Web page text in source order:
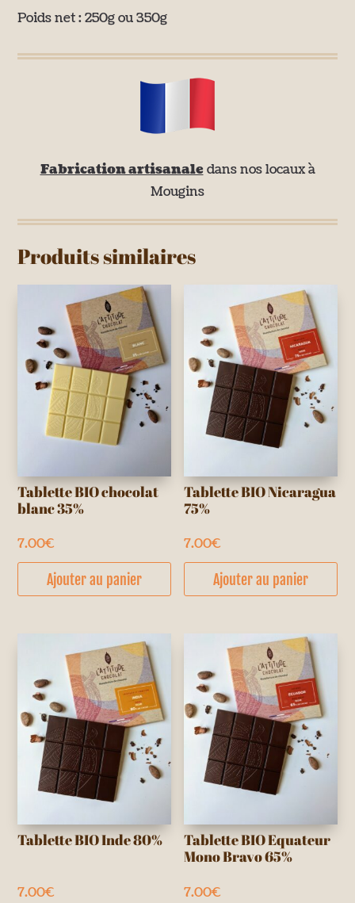
Poids net : 250g ou 350g
Fabrication artisanale dans nos locaux à
Mougins
Produits similaires
Tablette BIO chocolat
blanc 35%
7.00€
Ajouter au panier
Tablette BIO Nicaragua
75%
7.00€
Ajouter au panier
Tablette BIO Inde 80%
7.00€
Tablette BIO Equateur
Mono Bravo 65%
7.00€